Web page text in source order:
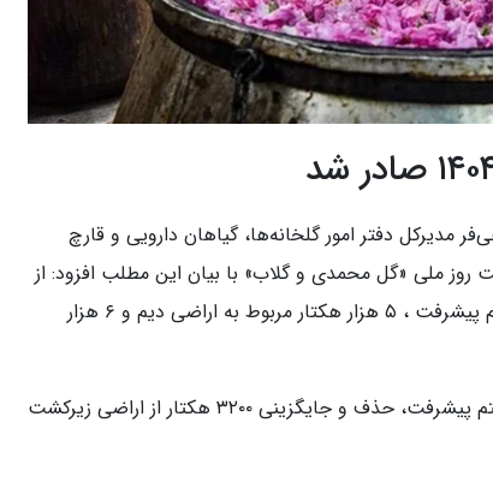
مدیرکل دفتر امور گلخانه‌ها، گیاهان دارویی و قارچ
به مناسبت ۲۰ اردیبهشت روز ملی «گل محمدی و گلاب» با بیان این مطلب افزود: از
این سطح هدفگذاری شده در برنامه هفتم پیشرفت ، ۵ هزار هکتار مربوط به اراضی دیم و ۶ هزار
فتاحی‌فر افزود: براساس قانون برنامه هفتم پیشرفت، حذف و جایگزینی ۳۲۰۰ هکتار از اراضی زیرکشت